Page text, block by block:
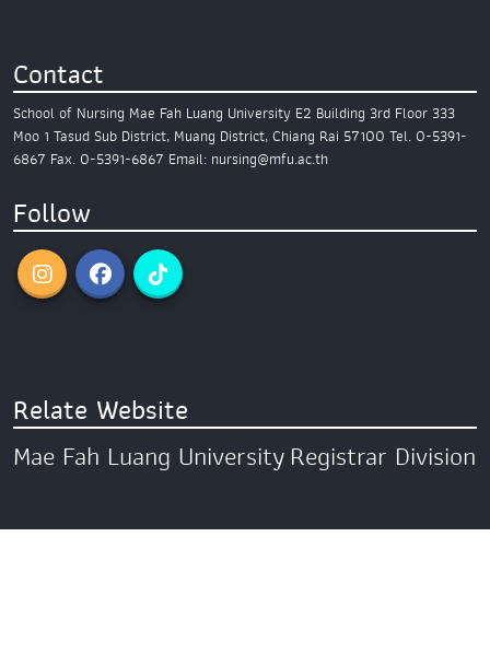
Contact
School of Nursing Mae Fah Luang University E2 Building 3rd Floor 333
Moo 1 Tasud Sub District, Muang District, Chiang Rai 57100 Tel. 0-5391-
6867 Fax. 0-5391-6867 Email: nursing@mfu.ac.th
Follow
Relate Website
Mae Fah Luang UniversityRegistrar Division